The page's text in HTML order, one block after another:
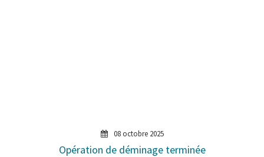
08 octobre 2025
Opération de déminage terminée